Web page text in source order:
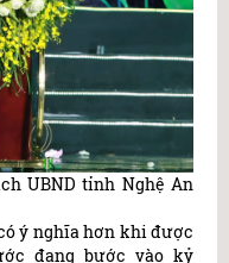
UBND tỉnh Nghệ An
ý nghĩa hơn khi được
đang bước vào kỷ